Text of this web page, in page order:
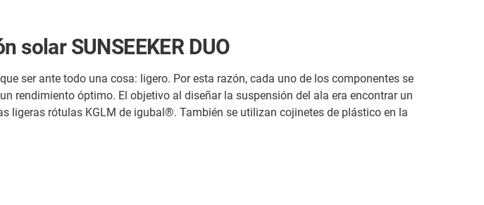
solar SUNSEEKER DUO
ser ante todo una cosa: ligero. Por esta razón, cada uno de los componentes se
rendimiento óptimo. El objetivo al diseñar la suspensión del ala era encontrar un
ligeras rótulas KGLM de igubal®. También se utilizan cojinetes de plástico en la